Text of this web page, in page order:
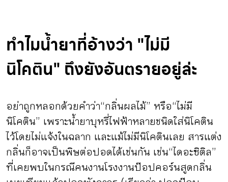
ทำไมน้ำยาที่อ้างว่า "ไม่มี
นิโคติน" ถึงยังอันตรายอยู่ล่ะ
อย่าถูกหลอกด้วยคำว่า “กลิ่นผลไม้” หรือ “ไม่มี
นิโคติน” เพราะน้ำยาบุหรี่ไฟฟ้าหลายชนิดใส่นิโคติน
ไว้โดยไม่แจ้งในฉลาก และแม้ไม่มีนิโคตินเลย สารแต่ง
กลิ่นก็อาจเป็นพิษต่อปอดได้เช่นกัน เช่น “ไดอะซิติล”
ที่เคยพบในกรณีคนงานโรงงานป๊อปคอร์นสูดกลิ่น